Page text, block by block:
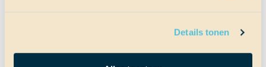
Details tonen